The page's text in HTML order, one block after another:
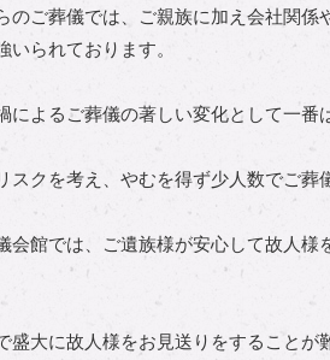
のご葬儀では、ご親族に加え会社関
いられております。
によるご葬儀の著しい変化として一番
スクを考え、やむを得ず少人数でご葬
会館では、ご遺族様が安心して故人
盛大に故人様をお見送りをすること